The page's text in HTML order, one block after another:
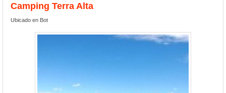
Camping Terra Alta
Ubicado en Bot